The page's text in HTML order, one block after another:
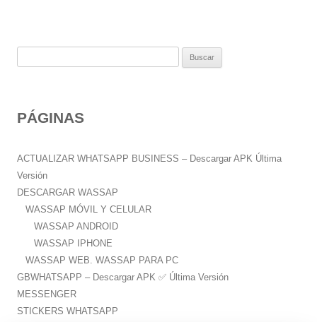
a
:
PÁGINAS
ACTUALIZAR WHATSAPP BUSINESS – Descargar APK Última
Versión
DESCARGAR WASSAP
WASSAP MÓVIL Y CELULAR
WASSAP ANDROID
WASSAP IPHONE
WASSAP WEB. WASSAP PARA PC
GBWHATSAPP – Descargar APK ✅️ Última Versión
MESSENGER
STICKERS WHATSAPP